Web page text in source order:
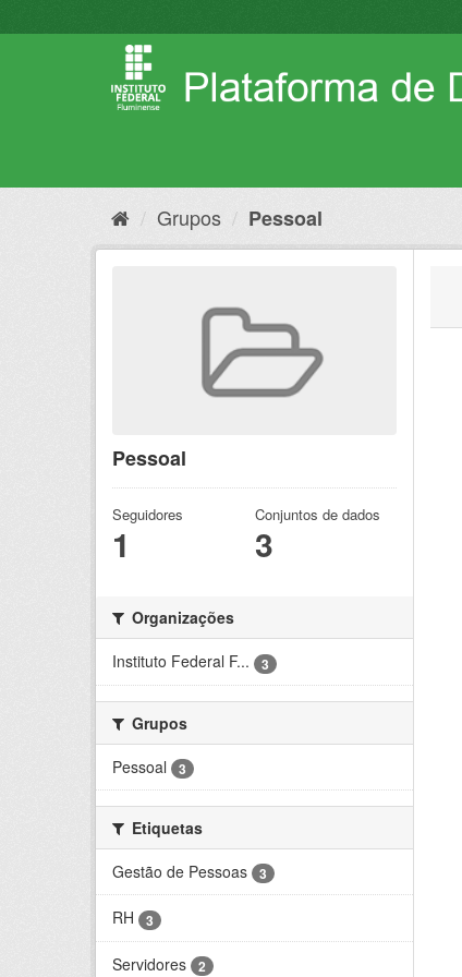
para
Grupos Pessoal
Pessoal
Seguidores
1
Conjuntos de dados
3
Organizações
Instituto Federal F...
3
Grupos
Pessoal
3
Etiquetas
Gestão de Pessoas
3
RH 3
Servidores 2